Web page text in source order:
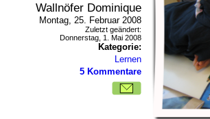
Wallnöfer Dominique
Montag, 25. Februar 2008
Zuletzt geändert:
Donnerstag, 1. Mai 2008
Kategorie:
Lernen
5 Kommentare